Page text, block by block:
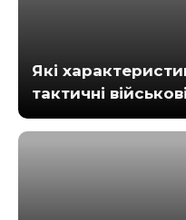
Які
тактичні